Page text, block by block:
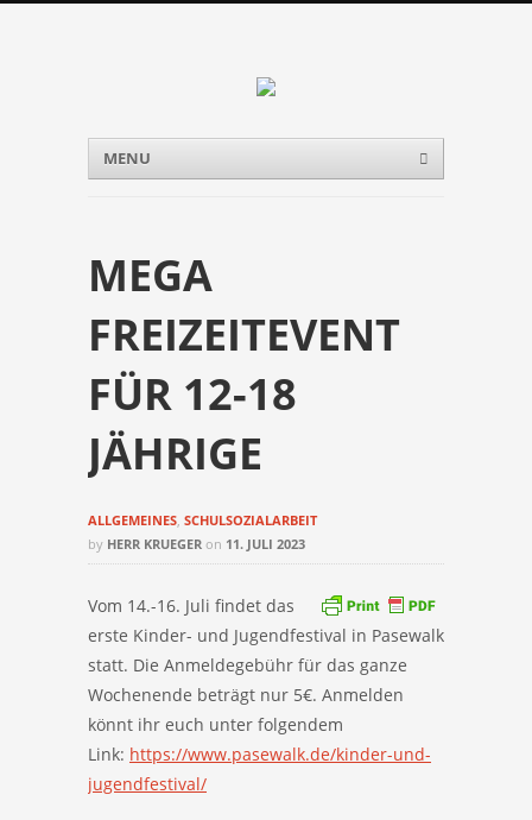
Menu
Skip to content
MENU
MEGA
FREIZEITEVENT
FÜR 12-18
JÄHRIGE
ALLGEMEINES, SCHULSOZIALARBEIT
by HERR KRUEGER on 11. JULI 2023
Vom 14.-16. Juli findet das
erste Kinder- und Jugendfestival in Pasewalk
statt. Die Anmeldegebühr für das ganze
Wochenende beträgt nur 5€. Anmelden
könnt ihr euch unter folgendem
Link: https://www.pasewalk.de/kinder-und-
jugendfestival/